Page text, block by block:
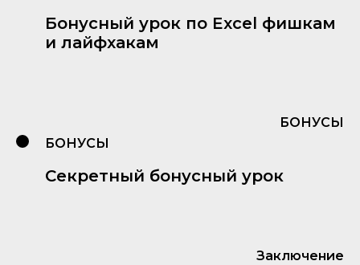
Бонусный урок по Excel фишкам
и лайфхакам
БОНУСЫ
БОНУСЫ
Секретный бонусный урок
Заключение